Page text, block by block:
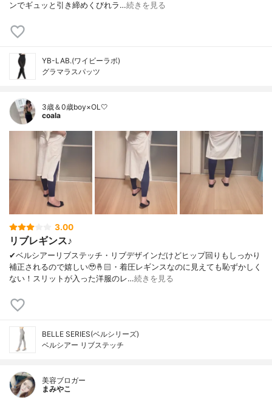
ンでギュッと引き締めくびれラ…続きを見る
YB-LAB.(ワイビーラボ)
グラマラスパッツ
3歳＆0歳boy×OL🤍
coala
3.00
リブレギンス♪
✔︎ベルシアーリブステッチ・リブデザインだけどヒップ回りもしっかり
補正されるので嬉しい🥹🤞🏻・着圧レギンスなのに見えても恥ずかしく
ない！スリットが入った洋服のレ…続きを見る
BELLE SERIES(ベルシリーズ)
ベルシアー リブステッチ
美容ブロガー
まみやこ